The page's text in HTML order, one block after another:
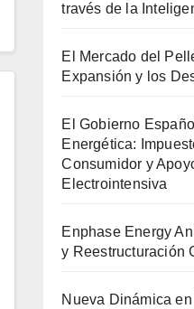
través de la
El Mercado del
Expansión y los
El Gobierno
Energética:
Consumidor y
Electrointensiva
Enphase Energy
y Reestructuración
Nueva Dinámica